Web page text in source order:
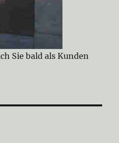
Sie bald als Kunden